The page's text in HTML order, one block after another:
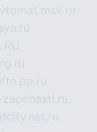
ftn.pp.ru